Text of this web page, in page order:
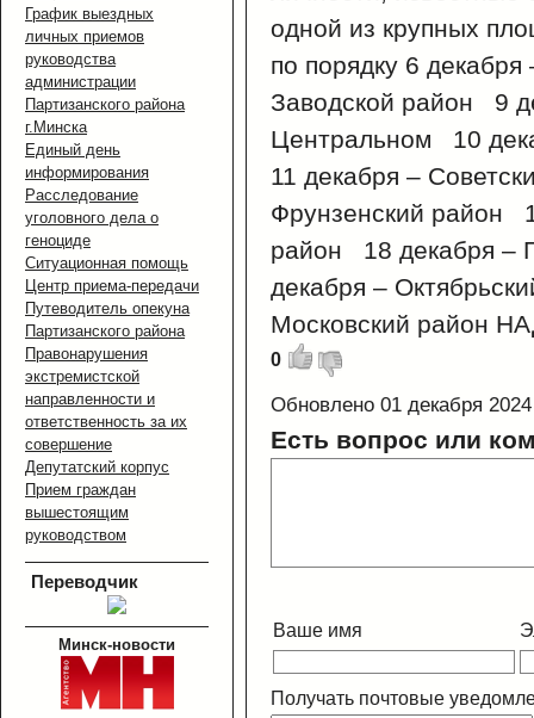
График выездных
личных приемов
руководства
администрации
Партизанского района
г.Минска
Единый день
информирования
Расследование
уголовного дела о
геноциде
Ситуационная помощь
Центр приема-передачи
Путеводитель опекуна
Партизанского района
Правонарушения
экстремистской
направленности и
ответственность за их
совершение
Депутатский корпус
Прием граждан
вышестоящим
руководством
Переводчик
Минск-новости
одной из крупных
по порядку 6
Заводской район 9
Центральном 10
11 декабря –
Фрунзенский район
район 18 декабря –
декабря –
Московский район
0
Обновлено 01 декабря 2024
Есть вопрос или
Ваше имя
Получать почтовые